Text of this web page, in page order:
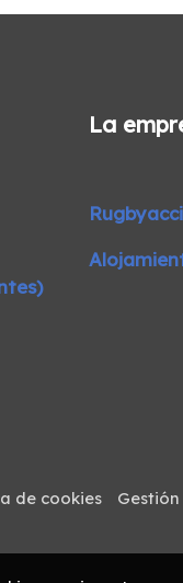
La
de cookies